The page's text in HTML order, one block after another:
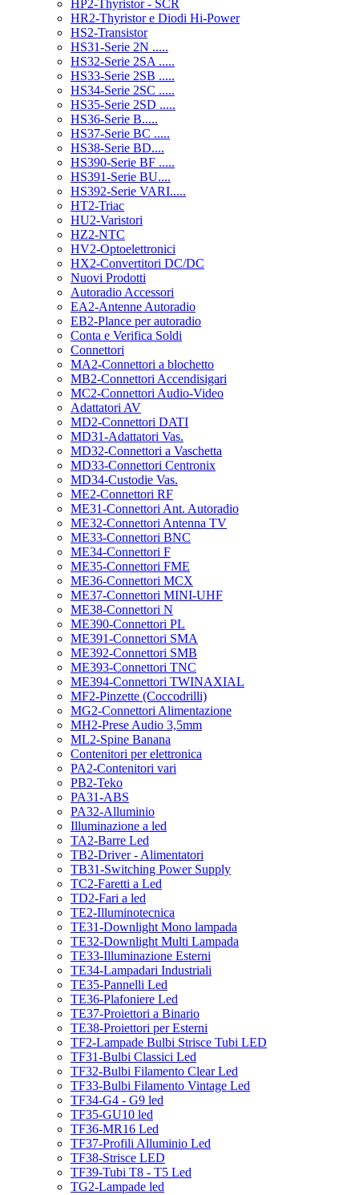
HP2-Thyristor - SCR
HR2-Thyristor e Diodi Hi-Power
HS2-Transistor
HS31-Serie 2N .....
HS32-Serie 2SA .....
HS33-Serie 2SB .....
HS34-Serie 2SC .....
HS35-Serie 2SD .....
HS36-Serie B.....
HS37-Serie BC .....
HS38-Serie BD....
HS390-Serie BF .....
HS391-Serie BU....
HS392-Serie VARI.....
HT2-Triac
HU2-Varistori
HZ2-NTC
HV2-Optoelettronici
HX2-Convertitori DC/DC
Nuovi Prodotti
Autoradio Accessori
EA2-Antenne Autoradio
EB2-Plance per autoradio
Conta e Verifica Soldi
Connettori
MA2-Connettori a blochetto
MB2-Connettori Accendisigari
MC2-Connettori Audio-Video
Adattatori AV
MD2-Connettori DATI
MD31-Adattatori Vas.
MD32-Connettori a Vaschetta
MD33-Connettori Centronix
MD34-Custodie Vas.
ME2-Connettori RF
ME31-Connettori Ant. Autoradio
ME32-Connettori Antenna TV
ME33-Connettori BNC
ME34-Connettori F
ME35-Connettori FME
ME36-Connettori MCX
ME37-Connettori MINI-UHF
ME38-Connettori N
ME390-Connettori PL
ME391-Connettori SMA
ME392-Connettori SMB
ME393-Connettori TNC
ME394-Connettori TWINAXIAL
MF2-Pinzette (Coccodrilli)
MG2-Connettori Alimentazione
MH2-Prese Audio 3,5mm
ML2-Spine Banana
Contenitori per elettronica
PA2-Contenitori vari
PB2-Teko
PA31-ABS
PA32-Alluminio
Illuminazione a led
TA2-Barre Led
TB2-Driver - Alimentatori
TB31-Switching Power Supply
TC2-Faretti a Led
TD2-Fari a led
TE2-Illuminotecnica
TE31-Downlight Mono lampada
TE32-Downlight Multi Lampada
TE33-Illuminazione Esterni
TE34-Lampadari Industriali
TE35-Pannelli Led
TE36-Plafoniere Led
TE37-Proiettori a Binario
TE38-Proiettori per Esterni
TF2-Lampade Bulbi Strisce Tubi LED
TF31-Bulbi Classici Led
TF32-Bulbi Filamento Clear Led
TF33-Bulbi Filamento Vintage Led
TF34-G4 - G9 led
TF35-GU10 led
TF36-MR16 Led
TF37-Profili Alluminio Led
TF38-Strisce LED
TF39-Tubi T8 - T5 Led
TG2-Lampade led